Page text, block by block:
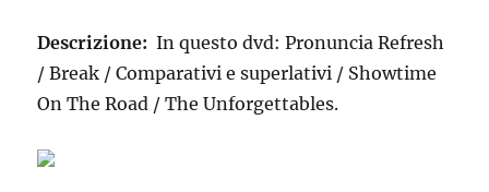
Descrizione:In questo dvd: Pronuncia Refresh
/ Break / Comparativi e superlativi / Showtime
On The Road / The Unforgettables.